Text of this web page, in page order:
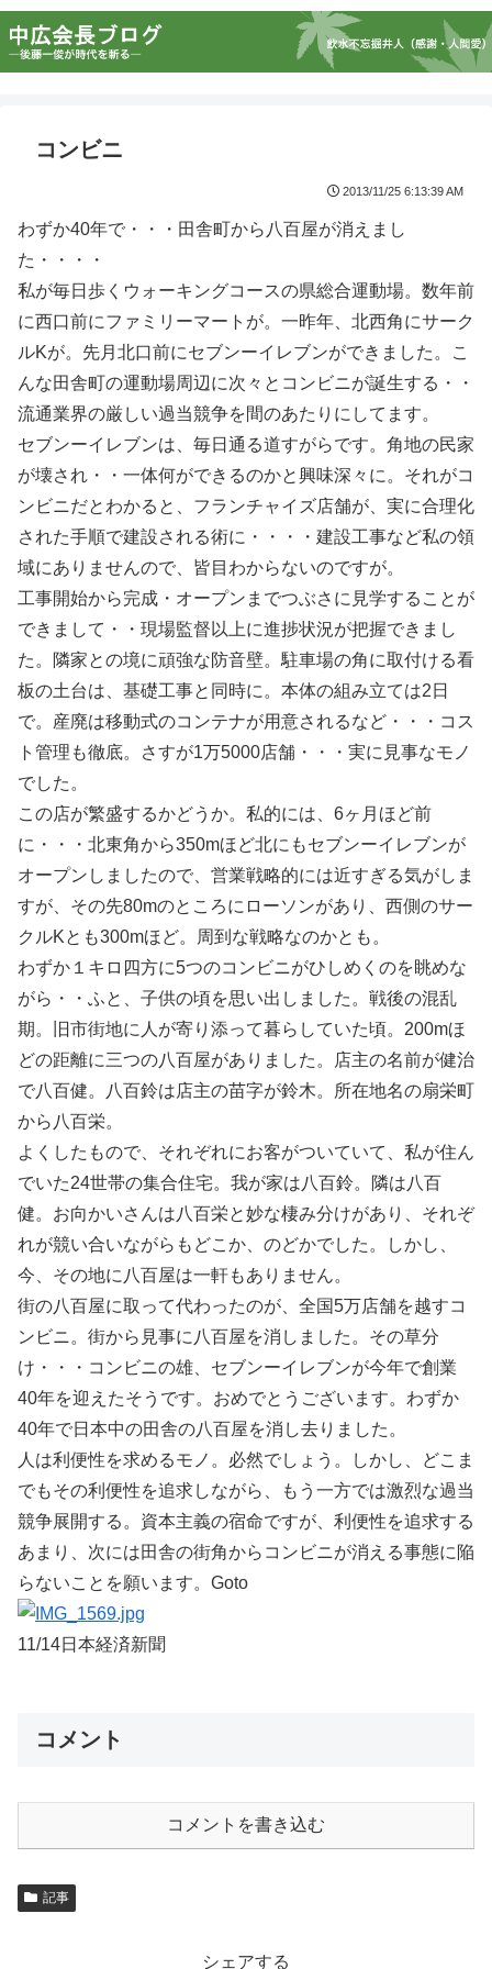
コンビニ
2013/11/25 6:13:39 AM
わずか40年で・・・田舎町から八百屋が消えまし
た・・・・
私が毎日歩くウォーキングコースの県総合運動場。数年前
に西口前にファミリーマートが。一昨年、北西角にサーク
ルKが。先月北口前にセブンーイレブンができました。こ
んな田舎町の運動場周辺に次々とコンビニが誕生する・・
流通業界の厳しい過当競争を間のあたりにしてます。
セブンーイレブンは、毎日通る道すがらです。角地の民家
が壊され・・一体何ができるのかと興味深々に。それがコ
ンビニだとわかると、フランチャイズ店舗が、実に合理化
された手順で建設される術に・・・・建設工事など私の領
域にありませんので、皆目わからないのですが。
工事開始から完成・オープンまでつぶさに見学することが
できまして・・現場監督以上に進捗状況が把握できまし
た。隣家との境に頑強な防音壁。駐車場の角に取付ける看
板の土台は、基礎工事と同時に。本体の組み立ては2日
で。産廃は移動式のコンテナが用意されるなど・・・コス
ト管理も徹底。さすが1万5000店舗・・・実に見事なモノ
でした。
この店が繁盛するかどうか。私的には、6ヶ月ほど前
に・・・北東角から350mほど北にもセブンーイレブンが
オープンしましたので、営業戦略的には近すぎる気がしま
すが、その先80mのところにローソンがあり、西側のサー
クルKとも300mほど。周到な戦略なのかとも。
わずか１キロ四方に5つのコンビニがひしめくのを眺めな
がら・・ふと、子供の頃を思い出しました。戦後の混乱
期。旧市街地に人が寄り添って暮らしていた頃。200mほ
どの距離に三つの八百屋がありました。店主の名前が健治
で八百健。八百鈴は店主の苗字が鈴木。所在地名の扇栄町
から八百栄。
よくしたもので、それぞれにお客がついていて、私が住ん
でいた24世帯の集合住宅。我が家は八百鈴。隣は八百
健。お向かいさんは八百栄と妙な棲み分けがあり、それぞ
れが競い合いながらもどこか、のどかでした。しかし、
今、その地に八百屋は一軒もありません。
街の八百屋に取って代わったのが、全国5万店舗を越すコ
ンビニ。街から見事に八百屋を消しました。その草分
け・・・コンビニの雄、セブンーイレブンが今年で創業
40年を迎えたそうです。おめでとうございます。わずか
40年で日本中の田舎の八百屋を消し去りました。
人は利便性を求めるモノ。必然でしょう。しかし、どこま
でもその利便性を追求しながら、もう一方では激烈な過当
競争展開する。資本主義の宿命ですが、利便性を追求する
あまり、次には田舎の街角からコンビニが消える事態に陥
らないことを願います。Goto
11/14日本経済新聞
コメント
コメントを書き込む
記事
シェアする